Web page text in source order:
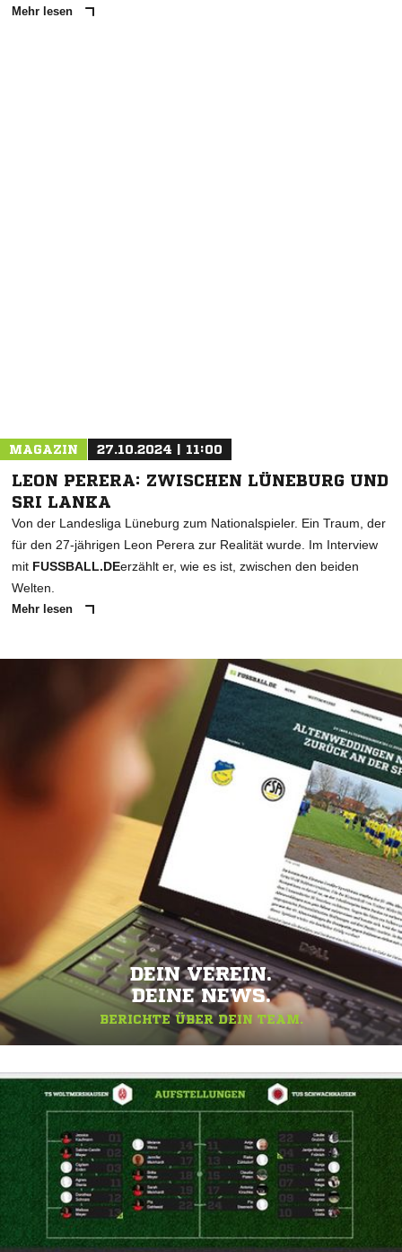
Mehr lesen
MAGAZIN 27.10.2024 | 11:00
LEON PERERA: ZWISCHEN LÜNEBURG UND
SRI LANKA
Von der Landesliga Lüneburg zum Nationalspieler. Ein Traum, der
für den 27-jährigen Leon Perera zur Realität wurde. Im Interview
mit FUSSBALL.DEerzählt er, wie es ist, zwischen den beiden
Welten.
Mehr lesen
DEIN VEREIN.
DEINE NEWS.
BERICHTE ÜBER DEIN TEAM.